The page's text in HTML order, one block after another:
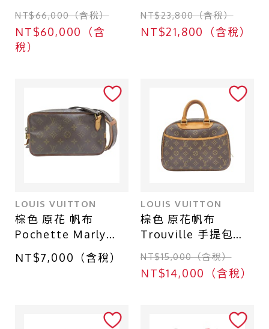
【LOUIS VUITTON
LV 路易威登】
M45847
NT$66,000（含稅）
NT$60,000（含
稅）
【LOUIS VUITTON
LV 路易威登】
M42256
NT$23,800（含稅）
NT$21,800（含稅）
LOUIS VUITTON
棕色 原花 帆布
Pochette Marly
Bandouliere 肩背包
【LOUIS VUITTON
NT$7,000（含稅）
LOUIS VUITTON
棕色 原花帆布
Trouville 手提包
【LOUIS VUITTON
LV 路易威登】
M42228
NT$15,000（含稅）
NT$14,000（含稅）